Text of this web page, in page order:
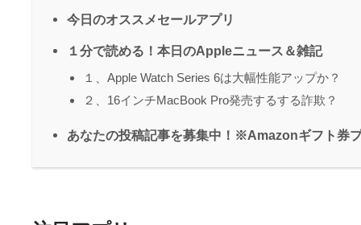
今日のオススメセールアプリ
１分で読める！本日のAppleニュース＆雑記
１、Apple Watch Series 6は大幅性能アップか？
２、16インチMacBook Pro発売するする詐欺？
あなたの投稿記事を募集中！※Amazonギフト券